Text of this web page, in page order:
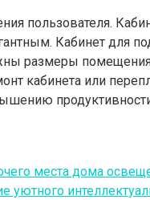
пользователя.
Кабинет для
размеры
кабинета или
места дома
уютного